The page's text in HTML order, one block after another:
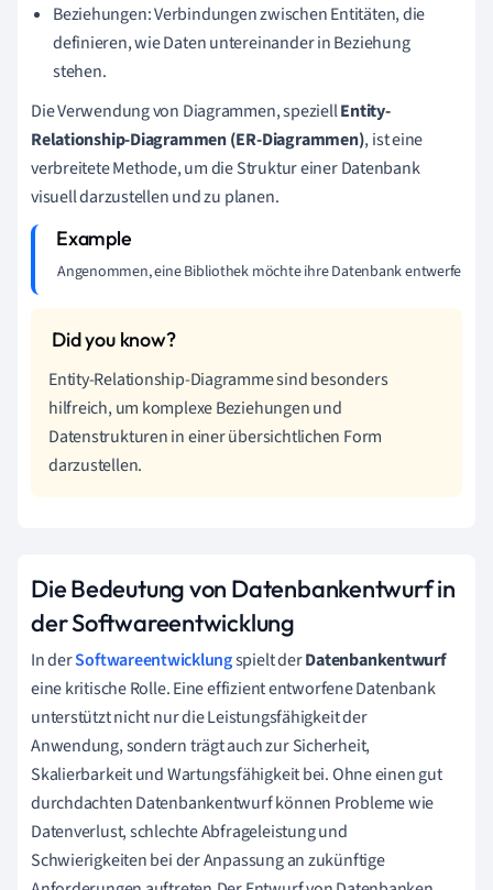
Beziehungen: Verbindungen zwischen Entitäten, die
definieren, wie Daten untereinander in Beziehung
stehen.
Die Verwendung von Diagrammen, speziellEntity-
Relationship-Diagrammen (ER-Diagrammen), ist eine
verbreitete Methode, um die Struktur einer Datenbank
visuell darzustellen und zu planen.
Angenommen, eine Bibliothek möchte ihre Datenbank entwerfen.-
Entity-Relationship-Diagramme sind besonders
hilfreich, um komplexe Beziehungen und
Datenstrukturen in einer übersichtlichen Form
darzustellen.
Die Bedeutung von Datenbankentwurf in
der Softwareentwicklung
In derSoftwareentwicklungspielt derDatenbankentwurf
eine kritische Rolle. Eine effizient entworfene Datenbank
unterstützt nicht nur die Leistungsfähigkeit der
Anwendung, sondern trägt auch zur Sicherheit,
Skalierbarkeit und Wartungsfähigkeit bei. Ohne einen gut
durchdachten Datenbankentwurf können Probleme wie
Datenverlust, schlechte Abfrageleistung und
Schwierigkeiten bei der Anpassung an zukünftige